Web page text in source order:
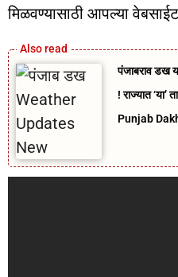
मिळवण्यासाठी आपल्या
पंजाबराव डख
! राज्यात
Punjab